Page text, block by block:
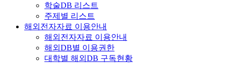
학술DB 리스트
주제별 리스트
해외전자자료 이용안내
해외전자자료 이용안내
해외DB별 이용권한
대학별 해외DB 구독현황